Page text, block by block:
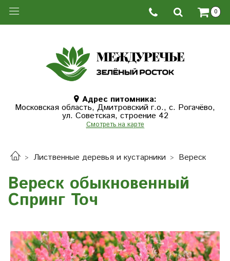
0
Адрес питомника:
Московская область, Дмитровcкий г.о., с. Рогачёво,
ул. Советская, строение 42
Смотреть на карте
Лиственные деревья и кустарники Вереск
Вереск обыкновенный
Спринг Точ